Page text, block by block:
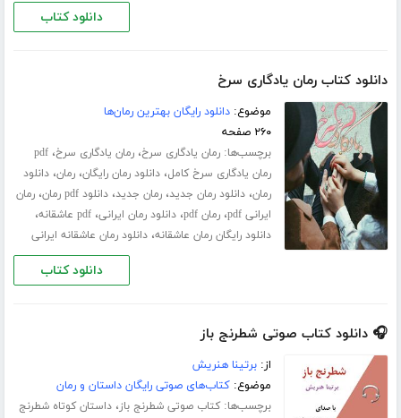
دانلود کتاب
دانلود کتاب رمان یادگاری سرخ
موضوع:دانلود رایگان بهترین رمان‌ها
۲۶۰ صفحه
برچسب‌ها:رمان یادگاری سرخ،رمان یادگاری سرخ،pdf
رمان یادگاری سرخ کامل،دانلود رمان رایگان،رمان،دانلود
رمان،دانلود رمان جدید،رمان جدید،دانلود pdf رمان ،رمان
ایرانی pdf
،رمان pdf ،دانلود رمان ایرانی،pdf عاشقانه ،
دانلود رایگان رمان عاشقانه،دانلود رمان عاشقانه ایرانی
دانلود کتاب
🎧 دانلود کتاب صوتی شطرنج باز
از:برتینا هنریش
موضوع:کتاب‌های صوتی رایگان داستان و رمان
برچسب‌ها:کتاب صوتی شطرنج باز،داستان کوتاه شطرنج